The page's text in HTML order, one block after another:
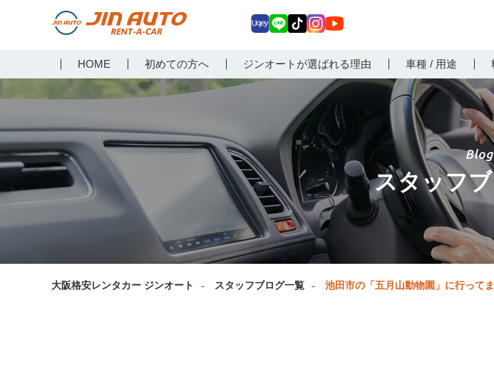
らジンオートレンタカー
HOME 初めての方へ ジンオートが選ばれる理由 車種 / 用途
ey E
Tokagr
am
uT
ub
スタッフ
大阪格安レンタカー ジンオート スタッフブログ一覧 池田市の「五月山動物園」に行って